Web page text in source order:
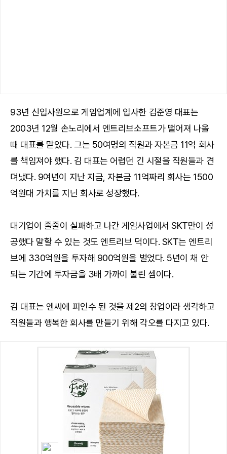
93년 신입사원으로 게임업계에 입사한 김준영 대표는
2003년 12월 손노리에서 엔트리브소프트가 떨어져 나올
때 대표를 맡았다. 그는 50여명의 직원과 자본금 11억 회사
를 책임져야 했다. 김 대표는 어렵던 긴 시절을 직원들과 견
뎌냈다. 9여년이 지난 지금, 자본금 11억짜리 회사는 1500
억원대 가치를 지닌 회사로 성장했다.
대기업이 줄줄이 실패하고 나간 게임사업에서 SKT만이 성
공했다 말할 수 있는 것도 엔트리브 덕이다. SKT는 엔트리
브에 330억원을 투자해 900억원을 벌었다. 5년이 채 안
되는 기간에 투자금을 3배 가까이 불린 셈이다.
김 대표는 엔씨에 피인수 된 것을 제2의 창업이라 생각하고
직원들과 행복한 회사를 만들기 위해 각오를 다지고 있다.